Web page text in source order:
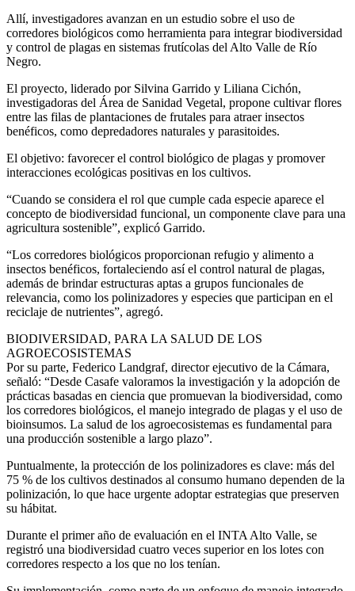
Allí, investigadores avanzan en un estudio sobre el uso de
corredores biológicos como herramienta para integrar biodiversidad
y control de plagas en sistemas frutícolas del Alto Valle de Río
Negro.
El proyecto, liderado por Silvina Garrido y Liliana Cichón,
investigadoras del Área de Sanidad Vegetal, propone cultivar flores
entre las filas de plantaciones de frutales para atraer insectos
benéficos, como depredadores naturales y parasitoides.
El objetivo: favorecer el control biológico de plagas y promover
interacciones ecológicas positivas en los cultivos.
“Cuando se considera el rol que cumple cada especie aparece el
concepto de biodiversidad funcional, un componente clave para una
agricultura sostenible”, explicó Garrido.
“Los corredores biológicos proporcionan refugio y alimento a
insectos benéficos, fortaleciendo así el control natural de plagas,
además de brindar estructuras aptas a grupos funcionales de
relevancia, como los polinizadores y especies que participan en el
reciclaje de nutrientes”, agregó.
BIODIVERSIDAD, PARA LA SALUD DE LOS
AGROECOSISTEMAS
Por su parte, Federico Landgraf, director ejecutivo de la Cámara,
señaló: “Desde Casafe valoramos la investigación y la adopción de
prácticas basadas en ciencia que promuevan la biodiversidad, como
los corredores biológicos, el manejo integrado de plagas y el uso de
bioinsumos. La salud de los agroecosistemas es fundamental para
una producción sostenible a largo plazo”.
Puntualmente, la protección de los polinizadores es clave: más del
75 % de los cultivos destinados al consumo humano dependen de la
polinización, lo que hace urgente adoptar estrategias que preserven
su hábitat.
Durante el primer año de evaluación en el INTA Alto Valle, se
registró una biodiversidad cuatro veces superior en los lotes con
corredores respecto a los que no los tenían.